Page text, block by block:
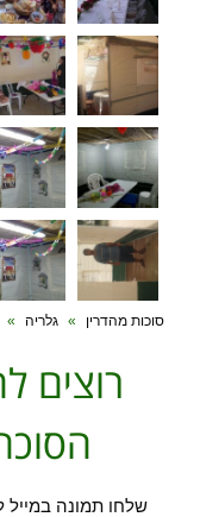
סוכות מהדרין » גלריה »
רוצים